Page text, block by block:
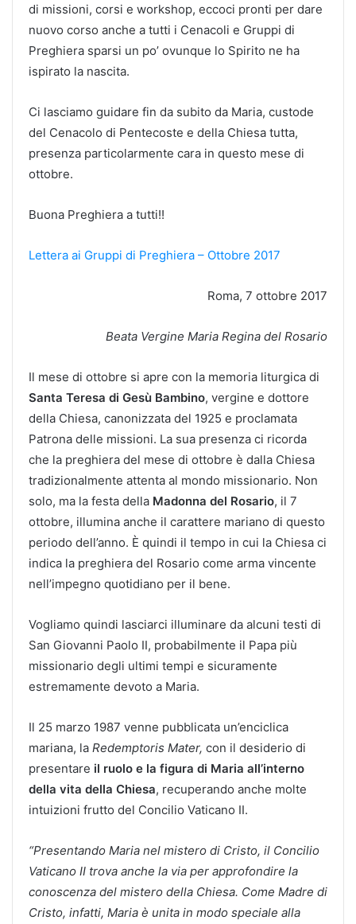
di missioni, corsi e workshop, eccoci pronti per dare
nuovo corso anche a tutti i Cenacoli e Gruppi di
Preghiera sparsi un po’ ovunque lo Spirito ne ha
ispirato la nascita.
Ci lasciamo guidare fin da subito da Maria, custode
del Cenacolo di Pentecoste e della Chiesa tutta,
presenza particolarmente cara in questo mese di
ottobre.
Buona Preghiera a tutti!!
Lettera ai Gruppi di Preghiera – Ottobre 2017
Roma, 7 ottobre 2017
Beata Vergine Maria Regina del Rosario
Il mese di ottobre si apre con la memoria liturgica di
Santa Teresa di Gesù Bambino, vergine e dottore
della Chiesa, canonizzata del 1925 e proclamata
Patrona delle missioni. La sua presenza ci ricorda
che la preghiera del mese di ottobre è dalla Chiesa
tradizionalmente attenta al mondo missionario. Non
solo, ma la festa della Madonna del Rosario, il 7
ottobre, illumina anche il carattere mariano di questo
periodo dell’anno. È quindi il tempo in cui la Chiesa ci
indica la preghiera del Rosario come arma vincente
nell’impegno quotidiano per il bene.
Vogliamo quindi lasciarci illuminare da alcuni testi di
San Giovanni Paolo II, probabilmente il Papa più
missionario degli ultimi tempi e sicuramente
estremamente devoto a Maria.
Il 25 marzo 1987 venne pubblicata un’enciclica
mariana, la Redemptoris Mater, con il desiderio di
presentare il ruolo e la figura di Maria all’interno
della vita della Chiesa, recuperando anche molte
intuizioni frutto del Concilio Vaticano II.
“Presentando Maria nel mistero di Cristo, il Concilio
Vaticano II trova anche la via per approfondire la
conoscenza del mistero della Chiesa. Come Madre di
Cristo, infatti, Maria è unita in modo speciale alla